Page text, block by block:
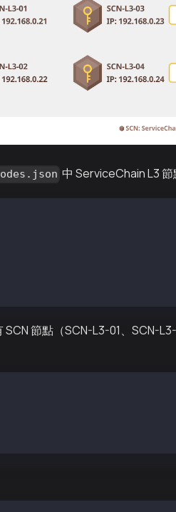
中 ServiceChain L3 節
節點（SCN-L3-01、SCN-